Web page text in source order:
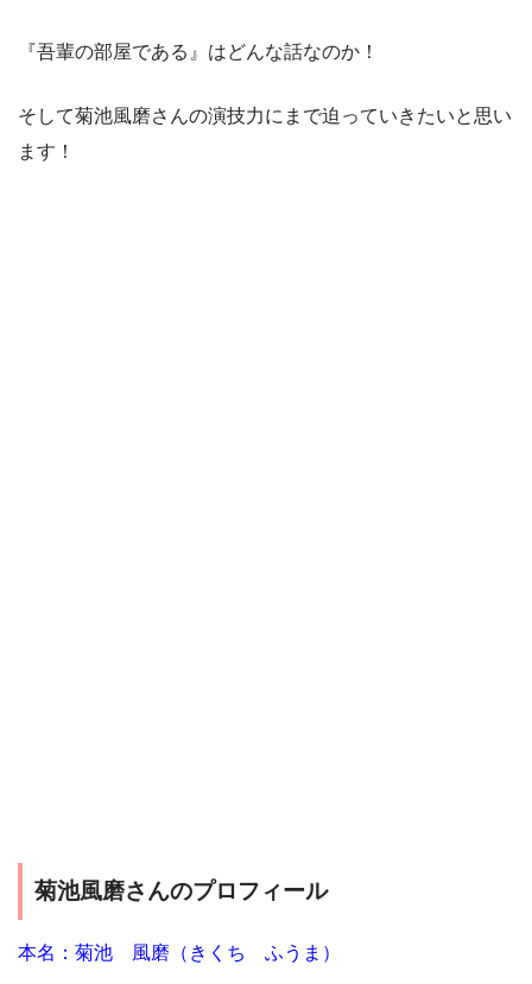
『吾輩の部屋である』はどんな話なのか！
そして菊池風磨さんの演技力にまで迫っていきたいと思い
ます！
菊池風磨さんのプロフィール
本名：菊池 風磨（きくち ふうま）